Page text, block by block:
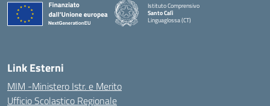
Istituto Comprensivo
Santo Calì
Linguaglossa (CT)
— Visita la pagina iniziale della scuola
Link Esterni
MIM -Ministero Istr. e Merito
Ufficio Scolastico Regionale